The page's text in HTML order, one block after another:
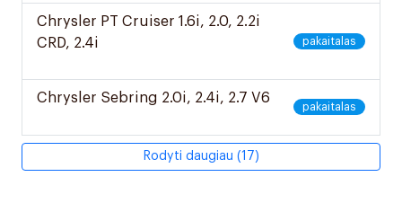
Chrysler PT Cruiser 1.6i, 2.0, 2.2i
CRD, 2.4i
pakaitalas
Chrysler Sebring 2.0i, 2.4i, 2.7 V6
pakaitalas
Rodyti daugiau (17)